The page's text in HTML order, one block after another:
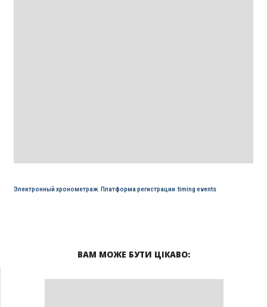
Электронный хронометраж, Платформа регистрации timing events
ВАМ МОЖЕ БУТИ ЦІКАВО: